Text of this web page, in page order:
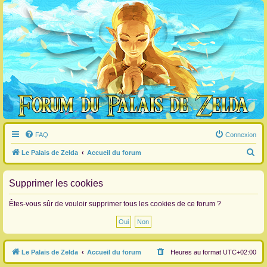
FAQ Connexion
Le Palais de Zelda Accueil du forum
e
h
h
Supprimer les cookies
Êtes-vous sûr de vouloir supprimer tous les cookies de ce forum ?
Le Palais de Zelda Accueil du forum Heures au format UTC+02:00